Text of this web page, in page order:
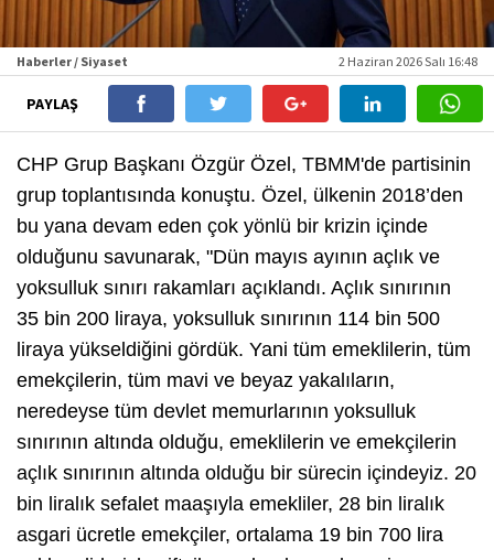
Haberler / Siyaset 2 Haziran 2026 Salı 16:48
PAYLAŞ
CHP Grup Başkanı Özgür Özel, TBMM'de partisinin
grup toplantısında konuştu. Özel, ülkenin 2018’den
bu yana devam eden çok yönlü bir krizin içinde
olduğunu savunarak, "Dün mayıs ayının açlık ve
yoksulluk sınırı rakamları açıklandı. Açlık sınırının
35 bin 200 liraya, yoksulluk sınırının 114 bin 500
liraya yükseldiğini gördük. Yani tüm emeklilerin, tüm
emekçilerin, tüm mavi ve beyaz yakalıların,
neredeyse tüm devlet memurlarının yoksulluk
sınırının altında olduğu, emeklilerin ve emekçilerin
açlık sınırının altında olduğu bir sürecin içindeyiz. 20
bin liralık sefalet maaşıyla emekliler, 28 bin liralık
asgari ücretle emekçiler, ortalama 19 bin 700 lira